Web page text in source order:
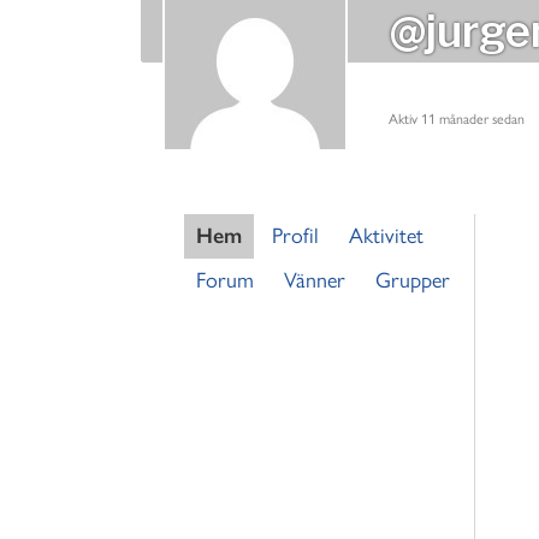
Aktiv 11 månader sedan
Hem Profil
Aktivitet
Forum
Vänner Grupper